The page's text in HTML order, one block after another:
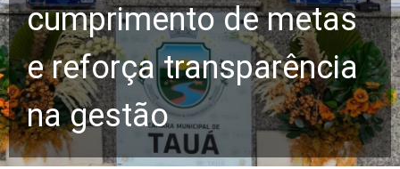
cumprimento de metas
e reforça transparência
na gestão